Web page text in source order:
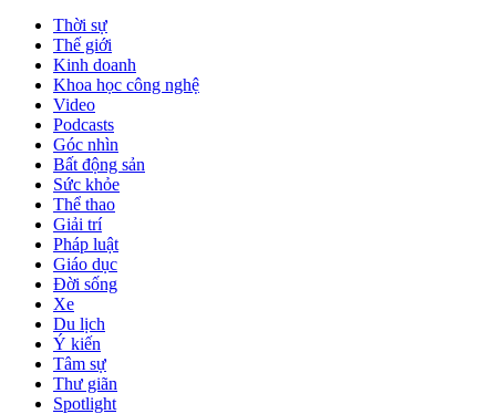
Thời sự
Thế giới
Kinh doanh
Khoa học công nghệ
Video
Podcasts
Góc nhìn
Bất động sản
Sức khỏe
Thể thao
Giải trí
Pháp luật
Giáo dục
Đời sống
Xe
Du lịch
Ý kiến
Tâm sự
Thư giãn
Spotlight